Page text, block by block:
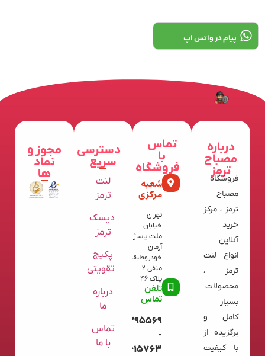
پیام در واتس اپ
درباره
مصباح
ترمز
فروشگاه
مصباح
ترمز ، مرکز
خرید
آنلاین
انواع لنت
ترمز ،
محصولات
بسیار
کامل و
برگزیده از
با کیفیت
تماس
با
فروشگاه
شعبه
مرکزی
تهران
خیابان
ملت پاساژ
آرمان
خودروطبقه
منفی 2-
پلاک 46
تلفن
تماس
09120395569
-
02136615763
دسترسی
سریع
لنت
ترمز
دیسک
ترمز
پکیج
تقویتی
درباره
ما
تماس
با ما
مجوز و
نماد
ها